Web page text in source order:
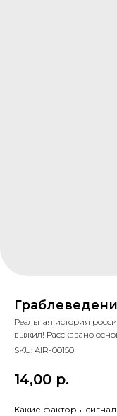
Реальная история
выжил! Рассказано
SKU: AIR-00150
14,00 р.
Какие факторы